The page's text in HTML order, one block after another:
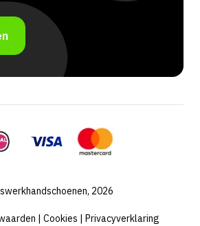
2026
| Cookies | Privacyverklaring